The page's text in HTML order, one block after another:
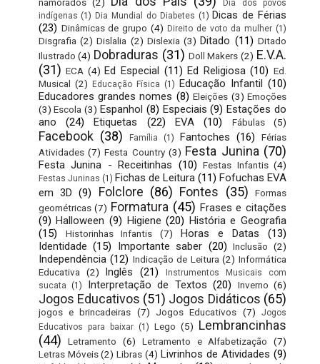
Dia dos povos
indígenas (1) Dia Mundial do Diabetes (1) Dicas de Férias
(23) Dinâmicas de grupo (4) Direito de voto da mulher (1)
Disgrafia (2) Dislalia (2) Dislexia (3) Ditado (11) Ditado
Ilustrado (4) Dobraduras (31) Doll Makers (2) E.V.A.
(31) ECA (4) Ed Especial (11) Ed Religiosa (10) Ed.
Musical (2) Educação Física (1) Educação Infantil (10)
Educadores grandes nomes (8) Eleições (3) Emoções
(3) Escola (3) Espanhol (8) Especiais (9) Estações do
ano
(24) Etiquetas (22) EVA (10) Fábulas (5)
Facebook (38) Família (1) Fantoches (16)
Férias
Atividades (7) Festa Country (3) Festa Junina (70)
Festa Junina - Receitinhas (10) Festas Infantis (4)
Festas Juninas (1) Fichas de Leitura (11) Fofuchas EVA
em 3D (9) Folclore (86) Fontes (35)
Formas
geométricas (7) Formatura (45) Frases e citações
(9) Halloween (9) Higiene (20) História e Geografia
(15)
Historinhas Infantis (7) Horas e Datas
(13)
Identidade (15) Importante saber (20) Inclusão (2)
Independência (12) Indicação de Leitura (2) Informática
Educativa
(2) Inglês (21)
Instrumentos Musicais com
sucata
(1) Interpretação de Textos (20) Inverno (6)
Jogos Educativos (51) Jogos Didáticos (65)
jogos e brincadeiras (7) Jogos Educativos (7)
Jogos
Educativos para baixar (1) Lego (5) Lembrancinhas
(44)
Letramento (6) Letramento e Alfabetização
(7)
Letras Móveis (2) Libras (4) Livrinhos de Atividades (9)